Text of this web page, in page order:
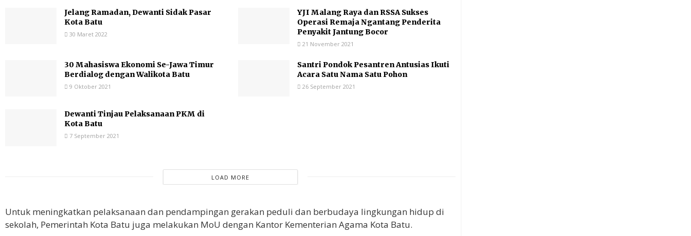
Jelang Ramadan, Dewanti Sidak Pasar
Kota Batu
30 Maret 2022
YJI Malang Raya dan RSSA Sukses
Operasi Remaja Ngantang Penderita
Penyakit Jantung Bocor
21 November 2021
30 Mahasiswa Ekonomi Se-Jawa Timur
Berdialog dengan Walikota Batu
9 Oktober 2021
Santri Pondok Pesantren Antusias Ikuti
Acara Satu Nama Satu Pohon
26 September 2021
Dewanti Tinjau Pelaksanaan PKM di
Kota Batu
7 September 2021
LOAD MORE
Untuk meningkatkan pelaksanaan dan pendampingan gerakan peduli dan berbudaya lingkungan hidup di
sekolah, Pemerintah Kota Batu juga melakukan MoU dengan Kantor Kementerian Agama Kota Batu.